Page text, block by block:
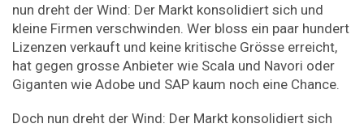
nun dreht der Wind: Der Markt konsolidiert sich und
kleine Firmen verschwinden. Wer bloss ein paar hundert
Lizenzen verkauft und keine kritische Grösse erreicht,
hat gegen grosse Anbieter wie Scala und Navori oder
Giganten wie Adobe und SAP kaum noch eine Chance.
Doch nun dreht der Wind: Der Markt konsolidiert sich